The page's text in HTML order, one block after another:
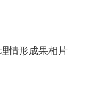
情形成果相片